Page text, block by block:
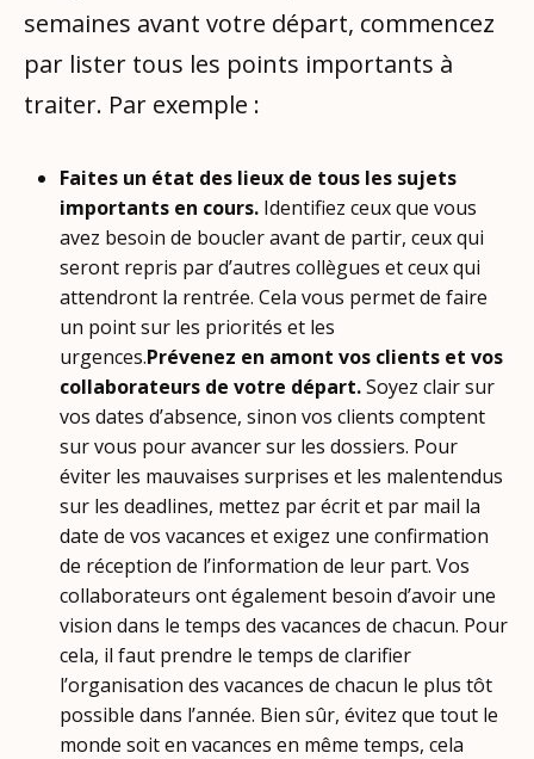
semaines avant votre départ, commencez
par lister tous les points importants à
traiter. Par exemple :
Faites un état des lieux de tous les sujets
importants en cours. Identifiez ceux que vous
avez besoin de boucler avant de partir, ceux qui
seront repris par d’autres collègues et ceux qui
attendront la rentrée. Cela vous permet de faire
un point sur les priorités et les
urgences.Prévenez en amont vos clients et vos
collaborateurs de votre départ.Soyez clair sur
vos dates d’absence, sinon vos clients comptent
sur vous pour avancer sur les dossiers. Pour
éviter les mauvaises surprises et les malentendus
sur les deadlines, mettez par écrit et par mail la
date de vos vacances et exigez une confirmation
de réception de l’information de leur part. Vos
collaborateurs ont également besoin d’avoir une
vision dans le temps des vacances de chacun. Pour
cela, il faut prendre le temps de clarifier
l’organisation des vacances de chacun le plus tôt
possible dans l’année. Bien sûr, évitez que tout le
monde soit en vacances en même temps, cela